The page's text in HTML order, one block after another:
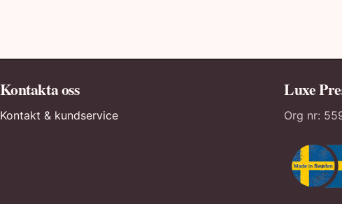
Kontakta oss
Kontakt & kundservice
Luxe
Org nr: